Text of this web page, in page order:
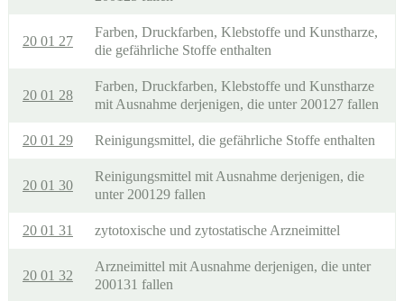
20 01 27
Farben, Druckfarben, Klebstoffe und Kunstharze,
die gefährliche Stoffe enthalten
20 01 28
Farben, Druckfarben, Klebstoffe und Kunstharze
mit Ausnahme derjenigen, die unter 200127 fallen
20 01 29 Reinigungsmittel, die gefährliche Stoffe enthalten
20 01 30
Reinigungsmittel mit Ausnahme derjenigen, die
unter 200129 fallen
20 01 31 zytotoxische und zytostatische Arzneimittel
20 01 32
Arzneimittel mit Ausnahme derjenigen, die unter
200131 fallen